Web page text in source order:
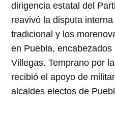
dirigencia estatal del
reavivó la disputa
tradicional y los
en Puebla,
Villegas. Temprano por
recibió el apoyo de
alcaldes electos de